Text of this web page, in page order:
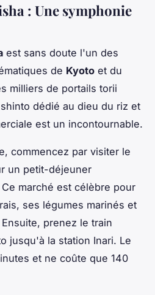
: Une symphonie
est sans doute l'un des
de Kyoto et du
milliers de portails torii
dédié au dieu du riz et
est un incontournable.
commencez par visiter le
un petit-déjeuner
Ce marché est célèbre pour
ses légumes marinés et
prenez le train
jusqu'à la station Inari. Le
et ne coûte que 140